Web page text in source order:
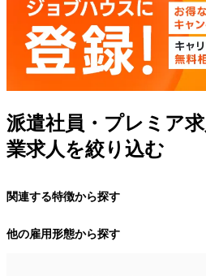
派遣社員・プレミア
業求人を絞り込む
関連する特徴から探す
他の雇用形態から探す